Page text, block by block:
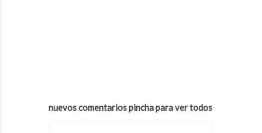
nuevos comentarios pincha para ver todos